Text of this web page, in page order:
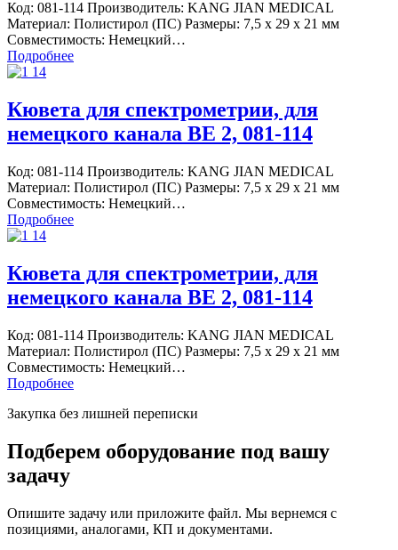
Код: 081-114 Производитель: KANG JIAN MEDICAL
Материал: Полистирол (ПС) Размеры: 7,5 х 29 х 21 мм
Совместимость: Немецкий…
Подробнее
Кювета для спектрометрии, для
немецкого канала BE 2, 081-114
Код: 081-114 Производитель: KANG JIAN MEDICAL
Материал: Полистирол (ПС) Размеры: 7,5 х 29 х 21 мм
Совместимость: Немецкий…
Подробнее
Кювета для спектрометрии, для
немецкого канала BE 2, 081-114
Код: 081-114 Производитель: KANG JIAN MEDICAL
Материал: Полистирол (ПС) Размеры: 7,5 х 29 х 21 мм
Совместимость: Немецкий…
Подробнее
Закупка без лишней переписки
Подберем оборудование под вашу
задачу
Опишите задачу или приложите файл. Мы вернемся с
позициями, аналогами, КП и документами.